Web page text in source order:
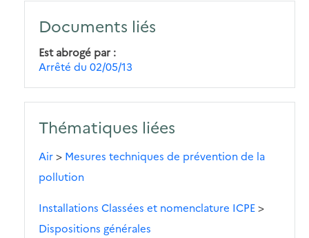
Documents liés
Est abrogé par
Arrêté du 02/05/13
Thématiques liées
Air> Mesures techniques de prévention de la
pollution
Installations Classées et nomenclature ICPE>
Dispositions générales